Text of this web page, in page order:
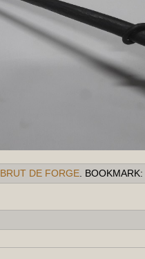
BRUT DE FORGE . BOOKMARK: